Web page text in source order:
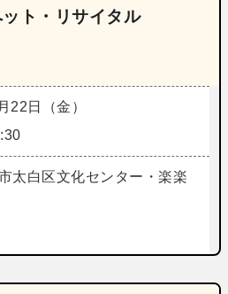
ト・リサイタル
22日（金）
太白区文化センター・楽楽